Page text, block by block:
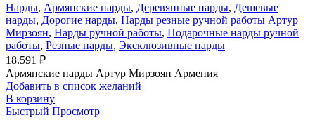
Нарды, Армянские нарды, Деревянные нарды, Дешевые
нарды, Дорогие нарды, Нарды резные ручной работы Артур
Мирзоян, Нарды ручной работы, Подарочные нарды ручной
работы, Резные нарды, Эксклюзивные нарды
18.591 ₽
Армянские нарды Артур Мирзоян Армения
Добавить в список желаний
В корзину
Быстрый Просмотр